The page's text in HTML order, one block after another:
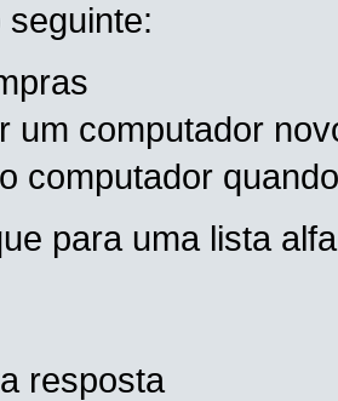
seguinte:
um computador
computador
para uma lista
resposta